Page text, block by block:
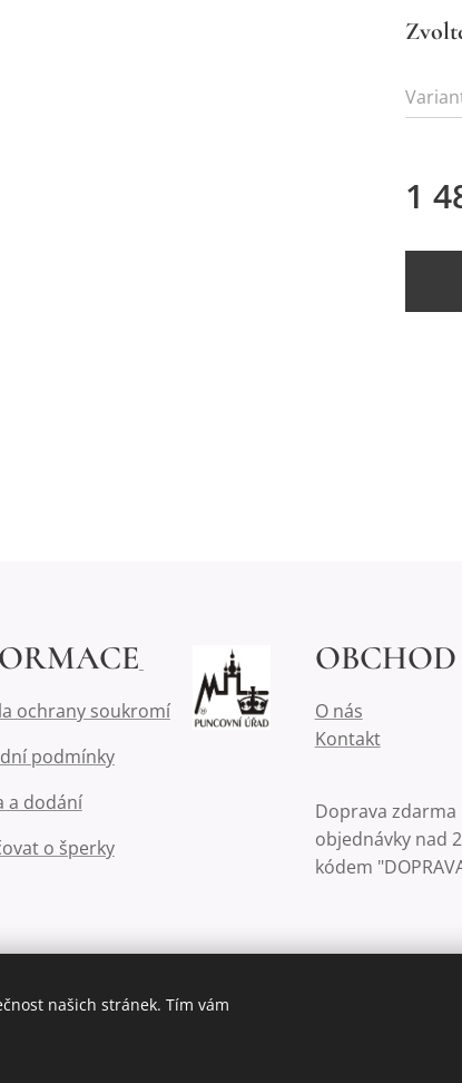
1
ochrany soukromí
podmínky
a dodání
o šperky
OBCHOD
O nás
Kontakt
Doprava zdarma
objednávky nad
kódem
našich stránek. Tím vám